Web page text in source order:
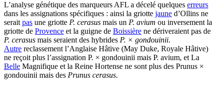
L’analyse génétique des marqueurs AFL a décelé quelques erreurs
dans les assignations spécifiques : ainsi la griotte jaune d’Ollins ne
serait pas une griotte P. cerasus mais un P. avium ou inversement la
griotte de Provence et la guigne de Boissière ne dériveraient pas de
P. cerasus mais seraient des hybrides P. × gondouinii.
Autre reclassement l’Anglaise Hâtive (May Duke, Royale Hâtive)
ne reçoit plus l’assignation P. × gondouinii mais P. avium, et La
Belle Magnifique et la Reine Hortense ne sont plus des Prunus ×
gondouinii mais des Prunus cerasus.